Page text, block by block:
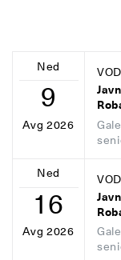
Ned
9
Avg 2026
Ned
16
Avg 2026